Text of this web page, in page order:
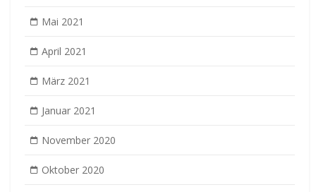
Mai 2021
April 2021
März 2021
Januar 2021
November 2020
Oktober 2020